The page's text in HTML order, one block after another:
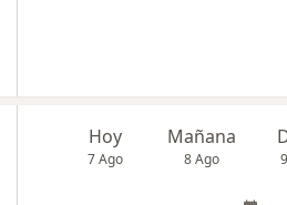
Hoy
7 Ago
Mañana
8 Ago